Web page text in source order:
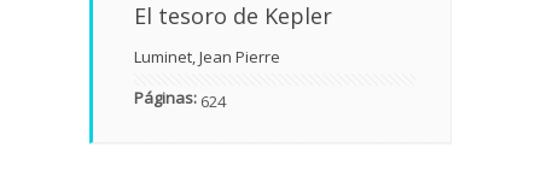
El tesoro de Kepler
Luminet, Jean Pierre
Páginas: 624